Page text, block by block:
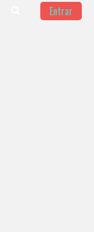
Entrar